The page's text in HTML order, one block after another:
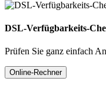
DSL-Verfügbarkeits-
Prüfen Sie ganz einfach
Online-Rechner